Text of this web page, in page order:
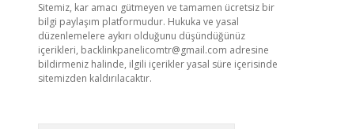
Sitemiz, kar amacı gütmeyen ve tamamen ücretsiz bir
bilgi paylaşım platformudur. Hukuka ve yasal
düzenlemelere aykırı olduğunu düşündüğünüz
içerikleri, backlinkpanelicomtr@gmail.com adresine
bildirmeniz halinde, ilgili içerikler yasal süre içerisinde
sitemizden kaldırılacaktır.